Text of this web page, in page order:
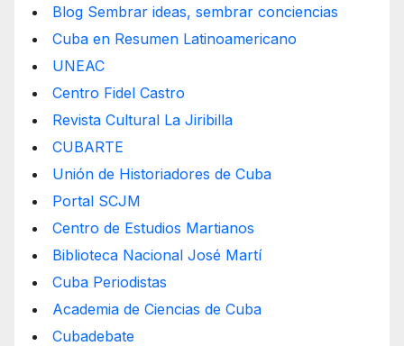
Blog Sembrar ideas, sembrar conciencias
Cuba en Resumen Latinoamericano
UNEAC
Centro Fidel Castro
Revista Cultural La Jiribilla
CUBARTE
Unión de Historiadores de Cuba
Portal SCJM
Centro de Estudios Martianos
Biblioteca Nacional José Martí
Cuba Periodistas
Academia de Ciencias de Cuba
Cubadebate